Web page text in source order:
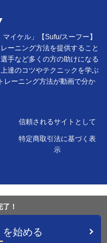
！
を始める
イケル」【Sufu/スーフー】
ーニング方法を提供すること
手など多くの方の助けになる
達のコツやテクニックを学ぶ
レーニング方法が動画で分か
信頼されるサイトとして
特定商取引法に基づく表
示